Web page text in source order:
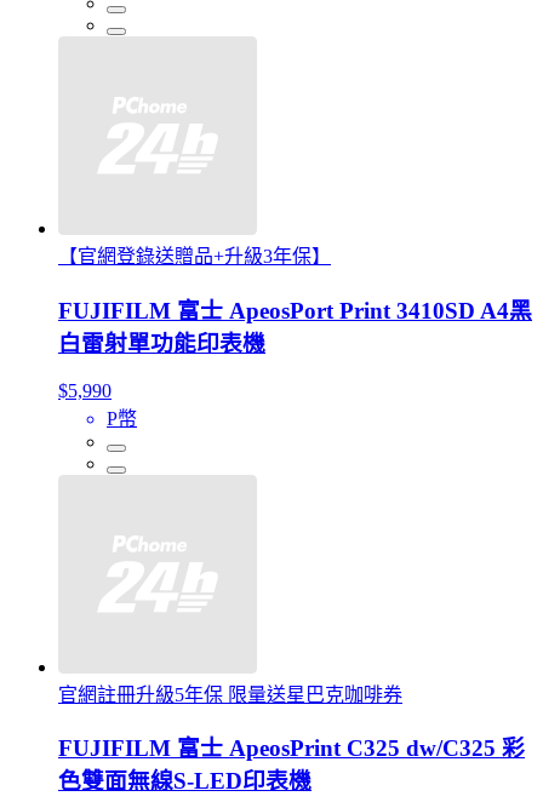
【官網登錄送贈品+升級3年保】
FUJIFILM 富士 ApeosPort Print 3410SD A4黑
白雷射單功能印表機
$5,990
P幣
官網註冊升級5年保 限量送星巴克咖啡券
FUJIFILM 富士 ApeosPrint C325 dw/C325 彩
色雙面無線S-LED印表機